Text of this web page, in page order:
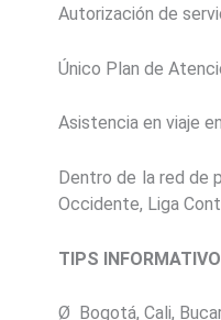
Autorización de
Único Plan de
Asistencia en viaje
Dentro de la red de
Occidente, Liga
TIPS
Ø Bogotá, Cali,